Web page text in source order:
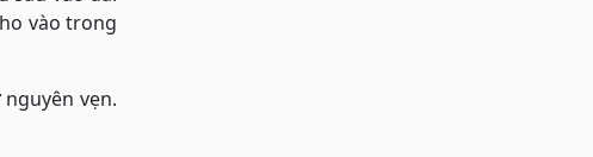
vào trong
vẹn.